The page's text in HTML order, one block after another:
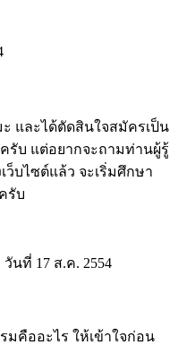
และได้ตัดสินใจสมัครเป็น
รับ แต่อยากจะถามท่านผู้รู้
ว็บไซต์แล้ว จะเริ่มศึกษา
รับ
นที่ 17 ส.ค. 2554
มคืออะไร ให้เข้าใจก่อน